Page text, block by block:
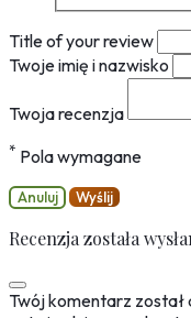
Title of your review
Twoje imię i nazwisko
Twoja recenzja
* Pola wymagane
Anuluj Wyślij
Recenzja została
Twój komentarz